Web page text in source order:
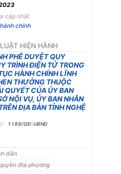
cập nhật
chính
HIỆN HÀNH
PHÊ DUYỆT QUY
TRÌNH ĐIỆN TỬ TRONG
HÀNH CHÍNH LĨNH
THƯỞNG THUỘC
QUYẾT CỦA ỦY BAN
NỘI VỤ, ỦY BAN NHÂN
ĐỊA BÀN TỈNH NGHỆ
: 1189/QĐ-UBND
dân
địa phương